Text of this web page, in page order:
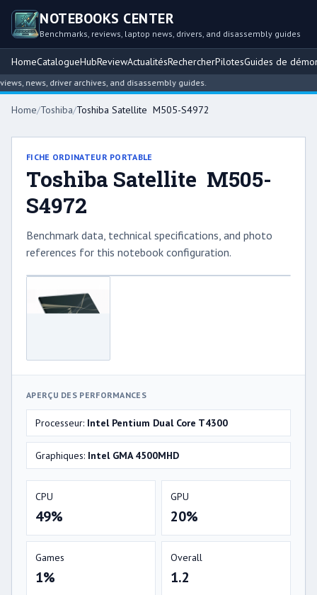
NOTEBOOKS CENTER
Benchmarks, reviews, laptop news, drivers, and disassembly guides
HomeCatalogueHubReviewActualitésRechercherPilotesGuides de
news, driver archives, and disassembly guides.
Home/Toshiba/Toshiba Satellite M505-S4972
FICHE ORDINATEUR PORTABLE
Toshiba Satellite M505-
S4972
Benchmark data, technical specifications, and photo
references for this notebook configuration.
APERÇU DES PERFORMANCES
Processeur: Intel Pentium Dual Core T4300
Graphiques: Intel GMA 4500MHD
CPU
49%
GPU
20%
Games
1%
Overall
1.2